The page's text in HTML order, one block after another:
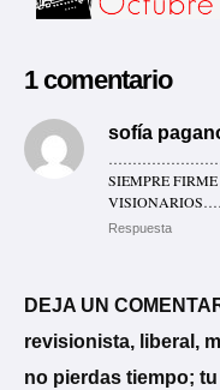
1 comentario
sofía
SIEMPRE
Respuesta
DEJA UN
revisionista, liberal,
no pierdas tiempo;